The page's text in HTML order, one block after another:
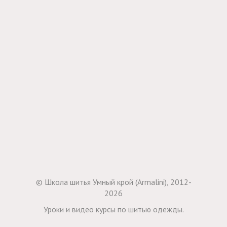
© Школа шитья Умный крой (Armalini), 2012-
2026
Уроки и видео курсы по шитью одежды.